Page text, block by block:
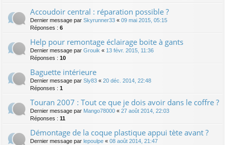
Accoudoir central : réparation possible ?
Dernier message par Skyrunner33 « 09 mai 2015, 05:15
Réponses : 6
Help pour remontage éclairage boite à gants
Dernier message par Grouik « 13 févr. 2015, 11:36
Réponses : 10
Baguette intérieure
Dernier message par Sly83 « 20 déc. 2014, 22:48
Réponses : 1
Touran 2007 : Tout ce que je dois avoir dans le coffre ?
Dernier message par Mango78000 « 27 août 2014, 22:03
Réponses : 11
Démontage de la coque plastique appui tète avant ?
Dernier message par lepoulpe « 08 août 2014, 21:47